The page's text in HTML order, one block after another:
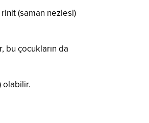
(saman nezlesi)
bu çocukların da
olabilir.